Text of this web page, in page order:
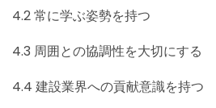
4.2常に学ぶ姿勢を持つ
4.3 周囲との協調性を大切にする
4.4 建設業界への貢献意識を持つ